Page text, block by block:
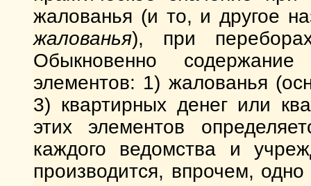
жалованья (и то, и другое
жалованья), при
Обыкновенно
элементов: 1) жалованья
3) квартирных денег или
этих элементов
каждого ведомства и
производится, впрочем,